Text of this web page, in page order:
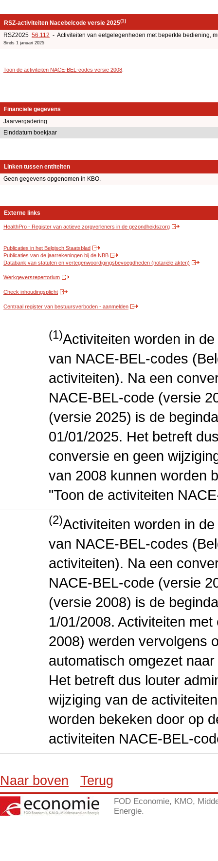
RSZ-activiteiten Nacebelcode versie 2025(1)
RSZ2025 56.112 - Activiteiten van eetgelegenheden met beperkte bediening,
Sinds 1 januari 2025
Toon de activiteiten NACE-BEL-codes versie 2008
Financiële gegevens
Jaarvergadering
Einddatum boekjaar
Linken tussen entiteiten
Geen gegevens opgenomen in KBO.
Externe links
HealthPro - Register van actieve zorgverleners in de gezondheidszorg
Publicaties in het Belgisch Staatsblad
Publicaties van de jaarrekeningen bij de NBB
Databank van statuten en vertegenwoordigingsbevoegdheden (notariële akten)
Werkgeversrepertorium
Check inhoudingsplicht
Centraal register van bestuursverboden - aanmelden
(1)Activiteiten worden in
van NACE-BEL-codes
activiteiten). Na een
NACE-BEL-code (versie
(versie 2025) is de
01/01/2025. Het betreft
conversie en geen
van 2008 kunnen worden
"Toon de activiteiten
(2)Activiteiten worden in
van NACE-BEL-codes
activiteiten). Na een
NACE-BEL-code (versie
(versie 2008) is de
1/01/2008. Activiteiten
2008) werden vervolgens
automatisch omgezet
Het betreft dus louter
wijziging van de
worden bekeken door op
activiteiten NACE-BEL-
Naar boven Terug
FOD Economie, KMO,
Energie.